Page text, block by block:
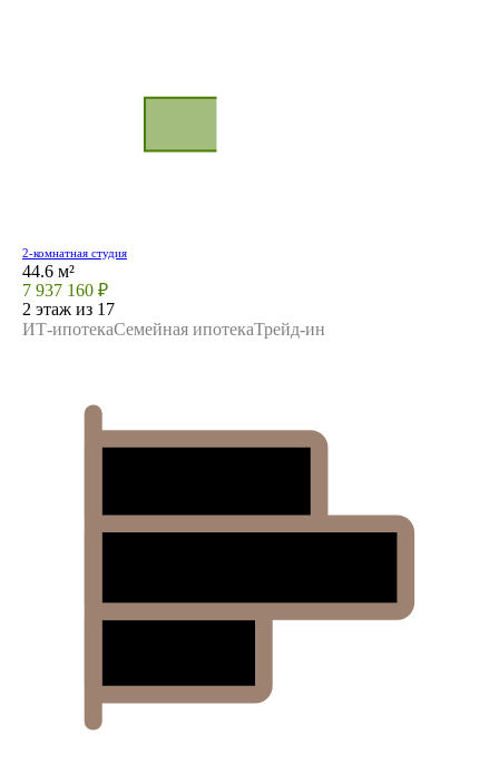
2-комнатная студия
44.6 м²
7 937 160 ₽
2 этаж из 17
ИТ-ипотекаСемейная ипотекаТрейд-ин